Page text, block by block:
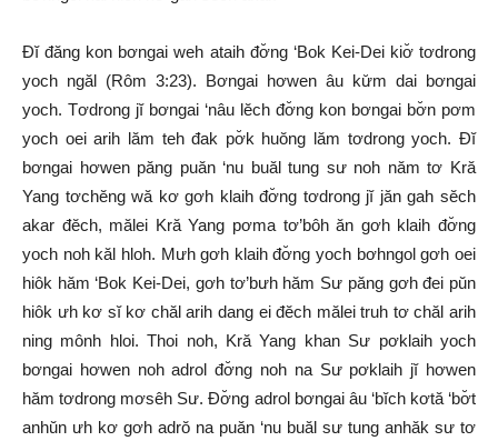
Đĭ đăng kon bơngai weh ataih đơ̆ng ‘Bok Kei-Dei kiơ̆ tơdrong
yoch ngăl (Rôm 3:23). Bơngai hơwen âu kư̆m dai bơngai
yoch. Tơdrong jĭ bơngai ‘nâu lĕch đơ̆ng kon bơngai bơ̆n pơm
yoch oei arih lăm teh đak pơ̆k huŏng lăm tơdrong yoch. Đĭ
bơngai hơwen păng puăn ‘nu buăl tung sư noh năm tơ Kră
Yang tơchĕng wă kơ gơh klaih đơ̆ng tơdrong jĭ jăn gah sĕch
akar đĕch, mălei Kră Yang pơma tơ’bôh ăn gơh klaih đơ̆ng
yoch noh kăl hloh. Mưh gơh klaih đơ̆ng yoch bơhngol gơh oei
hiôk hăm ‘Bok Kei-Dei, gơh tơ’bưh hăm Sư păng gơh đei pŭn
hiôk ưh kơ sĭ kơ chăl arih dang ei đĕch mălei truh tơ chăl arih
ning mônh hloi. Thoi noh, Kră Yang khan Sư pơklaih yoch
bơngai hơwen noh adrol đơ̆ng noh na Sư pơklaih jĭ hơwen
hăm tơdrong mơsêh Sư. Đơ̆ng adrol bơngai âu ‘bĭch kơtă ‘bơ̆t
anhŭn ưh kơ gơh adrŏ na puăn ‘nu buăl sư tung anhăk sư tơ